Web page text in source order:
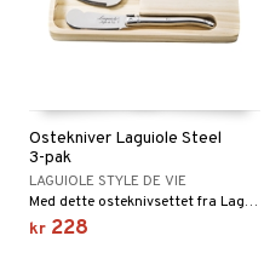
Ostekniver Laguiole Steel
3-pak
LAGUIOLE STYLE DE VIE
Med dette osteknivsettet fra Laguiole Style de Vie blir det å kutte ost en skikkelig fest.
kr 228